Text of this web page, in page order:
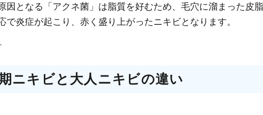
因となる「アクネ菌」は脂質を好むため、毛穴に溜まった皮
で炎症が起こり、赤く盛り上がったニキビとなります。
ニキビと大人ニキビの違い